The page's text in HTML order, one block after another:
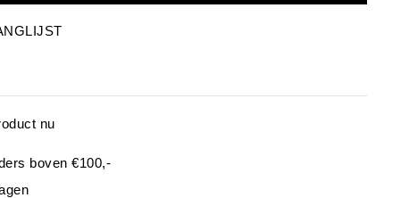
nu
boven €100,-